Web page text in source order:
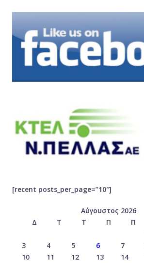
[recent posts_per_page=”10″]
Αύγουστος 2026
Δ
Τ Τ Π Π
3
4 5 6 7
10
11 12 13 14